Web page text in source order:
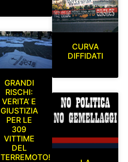
GRANDI
RISCHI:
VERITA’ E
GIUSTIZIA
PER LE
309
VITTIME
DEL
TERREMOTO!
CURVA
DIFFIDATI